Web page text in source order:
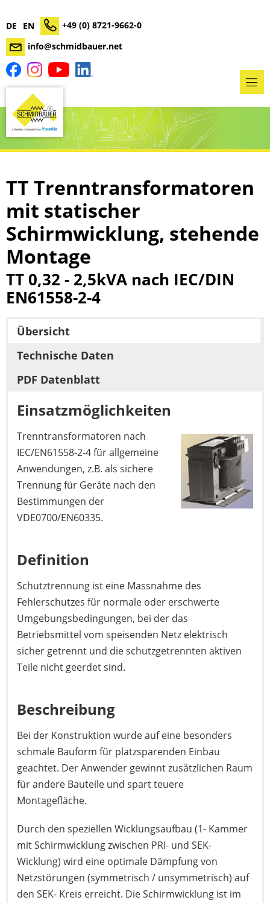
DE EN
+49 (0) 8721-9662-0
info@schmidbauer.net
TT Trenntransformatoren
mit statischer
Schirmwicklung, stehende
Montage
TT 0,32 - 2,5kVA nach IEC/DIN
EN61558-2-4
Übersicht
Technische Daten
PDF Datenblatt
Einsatzmöglichkeiten
Trenntransformatoren nach
IEC/EN61558-2-4 für allgemeine
Anwendungen, z.B. als sichere
Trennung für Geräte nach den
Bestimmungen der
VDE0700/EN60335.
Definition
Schutztrennung ist eine Massnahme des
Fehlerschutzes für normale oder erschwerte
Umgebungsbedingungen, bei der das
Betriebsmittel vom speisenden Netz elektrisch
sicher getrennt und die schutzgetrennten aktiven
Teile nicht geerdet sind.
Beschreibung
Bei der Konstruktion wurde auf eine besonders
schmale Bauform für platzsparenden Einbau
geachtet. Der Anwender gewinnt zusätzlichen Raum
für andere Bauteile und spart teuere
Montagefläche.
Durch den speziellen Wicklungsaufbau (1- Kammer
mit Schirmwicklung zwischen PRI- und SEK-
Wicklung) wird eine optimale Dämpfung von
Netzstörungen (symmetrisch / unsymmetrisch) auf
den SEK- Kreis erreicht. Die Schirmwicklung ist im